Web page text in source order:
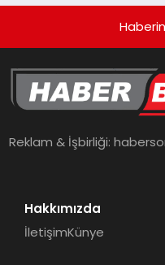
Reklam & İşbirliği:
Hakkımızda
İletişimKünye